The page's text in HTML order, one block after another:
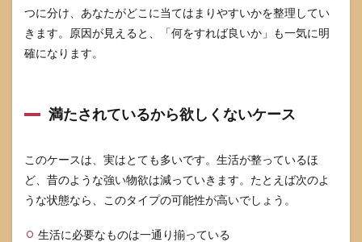
ぶが
向く
人と
進め
ギフ
トカ
券が
向く
人と
伝え
つに分け、あなたがどこに当てはまりやすいかを整理してい
きます。原因が見えると、「何をすれば良いか」も一気に明
確になります。
満たされているから欲しくないケース
このケースは、実はとても多いです。生活が整っているほ
ど、昔のような強い物欲は減っていきます。たとえば次のよ
うな状態なら、このタイプの可能性が高いでしょう。
生活に必要なものは一通り揃っている